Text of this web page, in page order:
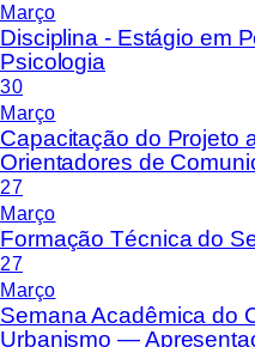
Março
Disciplina - Estágio em
Psicologia
30
Março
Capacitação do Projeto
Orientadores de
27
Março
Formação Técnica do
27
Março
Semana Acadêmica do
Urbanismo —